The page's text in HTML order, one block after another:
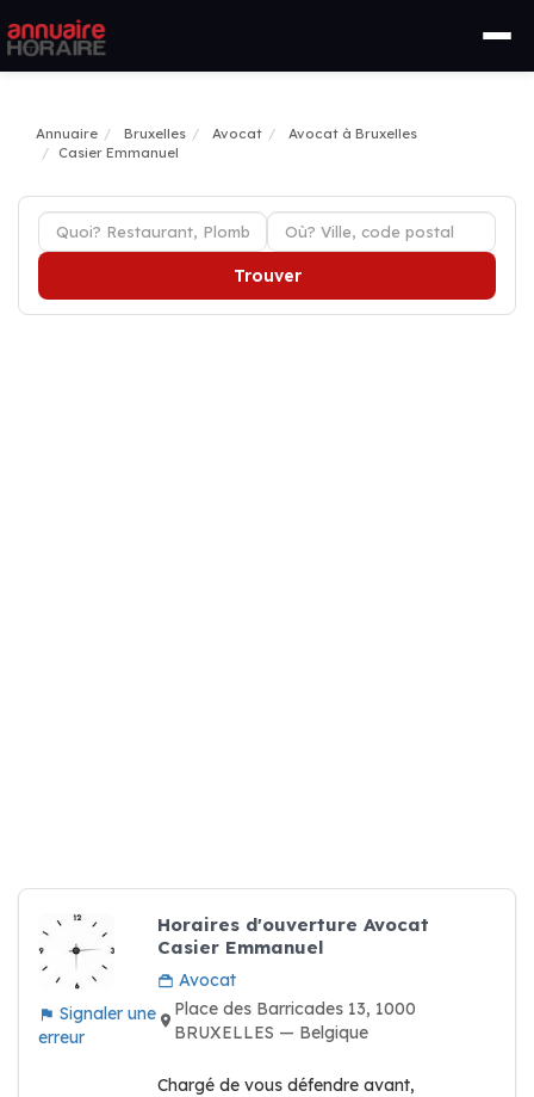
Annuaire Bruxelles Avocat
Avocat à Bruxelles
Casier Emmanuel
Trouver
Signaler une
erreur
Horaires d'ouverture Avocat
Casier Emmanuel
Avocat
Place des Barricades 13, 1000
BRUXELLES — Belgique
Chargé de vous défendre avant,